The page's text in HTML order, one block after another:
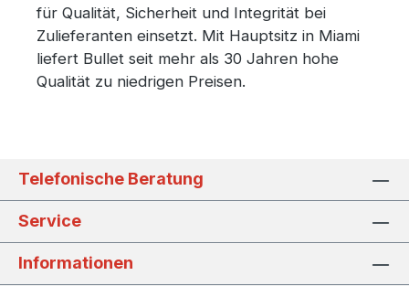
für Qualität, Sicherheit und Integrität bei
Zulieferanten einsetzt. Mit Hauptsitz in Miami
liefert Bullet seit mehr als 30 Jahren hohe
Qualität zu niedrigen Preisen.
Telefonische Beratung
Service
Informationen